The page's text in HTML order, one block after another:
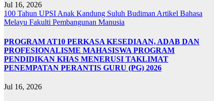
Jul 16, 2026
100 Tahun UPSI Anak Kandung Suluh Budiman Artikel Bahasa
Melayu Fakulti Pembangunan Manusia
PROGRAM AT10 PERKASA KESEDIAAN, ADAB DAN
PROFESIONALISME MAHASISWA PROGRAM
PENDIDIKAN KHAS MENERUSI TAKLIMAT
PENEMPATAN PERANTIS GURU (PG) 2026
Jul 16, 2026